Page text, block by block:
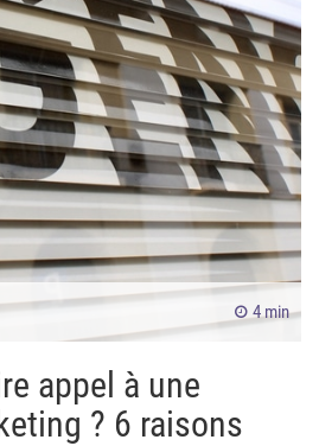
4 min
appel à une
? 6 raisons